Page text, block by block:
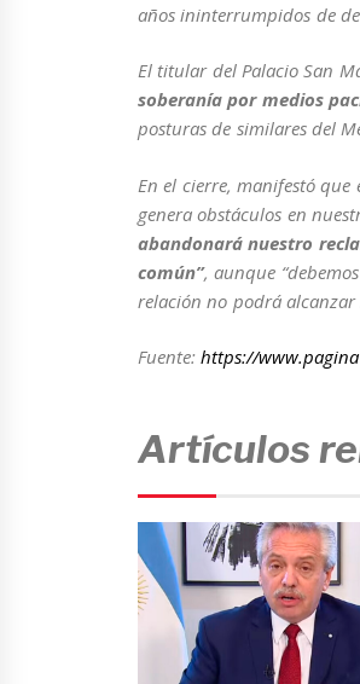
años ininterrumpidos de
El titular del Palacio San
soberanía por medios
posturas de similares del
En el cierre, manifestó
genera obstáculos en
abandonará nuestro
común”, aunque
relación no podrá alcanzar
Fuente:https://
Artículos